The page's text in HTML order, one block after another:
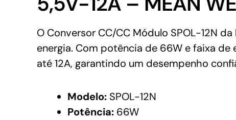
O Conversor CC/CC Módulo SPOL-12N
energia. Com potência de 66W e faixa de
até 12A, garantindo um desempenho
Modelo: SPOL-12N
Potência: 66W